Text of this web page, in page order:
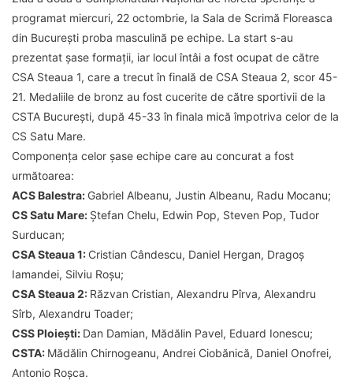
programat miercuri, 22 octombrie, la Sala de Scrimă Floreasca
din București proba masculină pe echipe. La start s-au
prezentat șase formații, iar locul întâi a fost ocupat de către
CSA Steaua 1, care a trecut în finală de CSA Steaua 2, scor 45-
21. Medaliile de bronz au fost cucerite de către sportivii de la
CSTA București, după 45-33 în finala mică împotriva celor de la
CS Satu Mare.
Componența celor șase echipe care au concurat a fost
următoarea:
ACS Balestra: Gabriel Albeanu, Justin Albeanu, Radu Mocanu;
CS Satu Mare: Ștefan Chelu, Edwin Pop, Steven Pop, Tudor
Surducan;
CSA Steaua 1: Cristian Cândescu, Daniel Hergan, Dragoș
Iamandei, Silviu Roșu;
CSA Steaua 2: Răzvan Cristian, Alexandru Pîrva, Alexandru
Sîrb, Alexandru Toader;
CSS Ploiești: Dan Damian, Mădălin Pavel, Eduard Ionescu;
CSTA: Mădălin Chirnogeanu, Andrei Ciobănică, Daniel Onofrei,
Antonio Roșca.